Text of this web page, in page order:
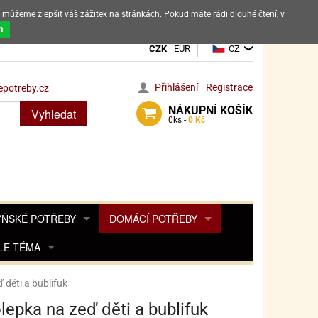
výrobků
CZK EUR CZ
Přihlášení Registrace
NÁKUPNÍ KOŠÍK
0 ks - 0 Kč
Vyhledat
POTŘEBY
KOŘENKY
DESINFEKCE, OCHRANA
KÁVOVARŮ
DOMÁCÍ POTŘEBY
KOŠÍKY
TÉMA
POHÁDKY A HRY
PRO FANOUŠKY BARBIE
NAROZENINOVÉ SVÍČKY
děti a bublifuk
na zeď děti a bublifuk
zlepšit váš zážitek na stránkách. Pokud máte rádi dlouhé čtení, v